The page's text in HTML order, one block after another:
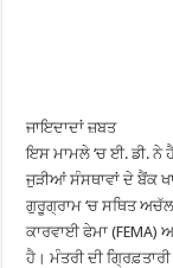
ਜਾਇਦਾਦਾਂ ਜ਼ਬਤ
ਇਸ ਮਾਮਲੇ ‘ਚ ਈ. ਡੀ. ਨੇ
ਜੁੜੀਆਂ ਸੰਸਥਾਵਾਂ ਦੇ ਬੈਂਕ
ਗੁਰੂਗ੍ਰਾਮ ‘ਚ ਸਥਿਤ
ਕਾਰਵਾਈ ਫੇਮਾ
ਹੈ। ਮੰਤਰੀ ਦੀ